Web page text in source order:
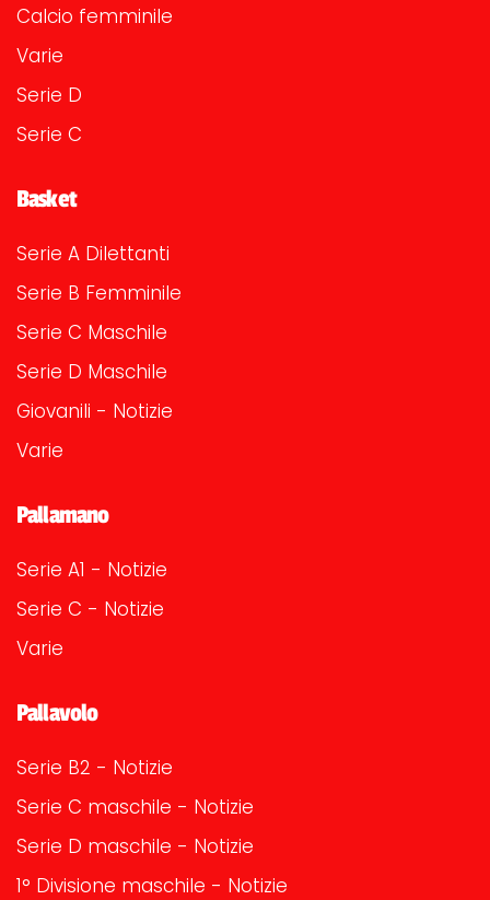
Calcio femminile
Varie
Serie D
Serie C
Basket
Serie A Dilettanti
Serie B Femminile
Serie C Maschile
Serie D Maschile
Giovanili - Notizie
Varie
Pallamano
Serie A1 - Notizie
Serie C - Notizie
Varie
Pallavolo
Serie B2 - Notizie
Serie C maschile - Notizie
Serie D maschile - Notizie
1° Divisione maschile - Notizie